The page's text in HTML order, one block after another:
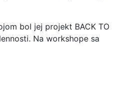
bol jej projekt BACK TO
Na workshope sa